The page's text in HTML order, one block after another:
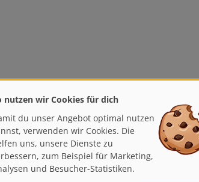
nutzen wir Cookies für dich
du unser Angebot optimal nutzen
verwenden wir Cookies. Die
uns, unsere Dienste zu
zum Beispiel für Marketing,
und Besucher-Statistiken.